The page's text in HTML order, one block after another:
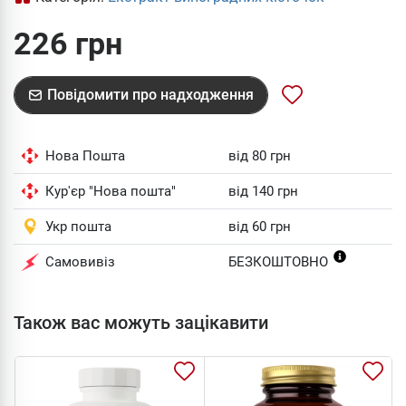
226 грн
Повідомити про надходження
Нова Пошта від 80 грн
Кур'єр "Нова пошта" від 140 грн
Укр пошта від 60 грн
Самовивіз БЕЗКОШТОВНО
Також вас можуть зацікавити